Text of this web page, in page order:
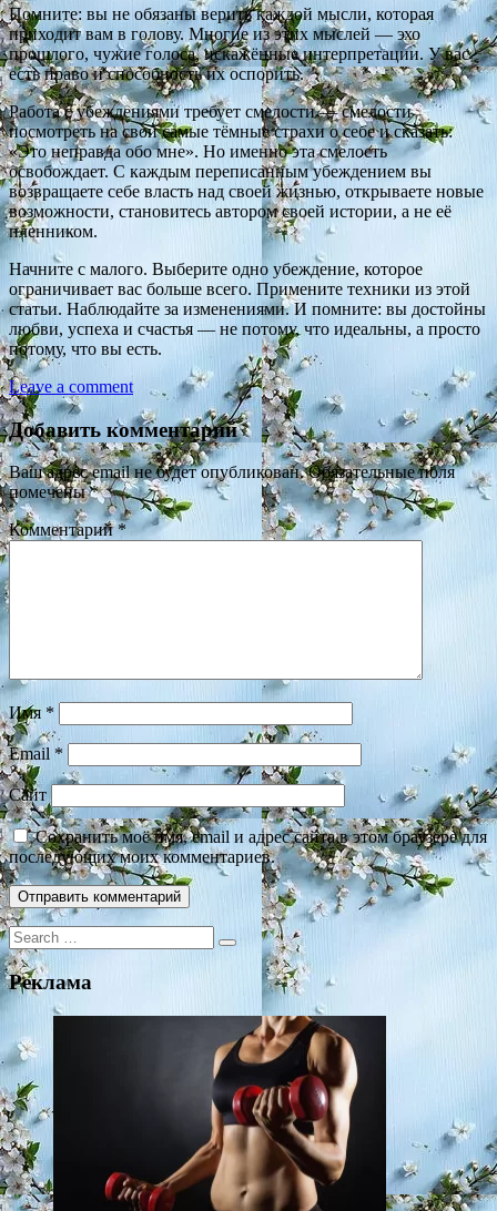
Помните: вы не обязаны верить каждой мысли, которая
приходит вам в голову. Многие из этих мыслей — эхо
прошлого, чужие голоса, искажённые интерпретации. У вас
есть право и способность их оспорить.
Работа с убеждениями требует смелости — смелости
посмотреть на свои самые тёмные страхи о себе и сказать:
«Это неправда обо мне». Но именно эта смелость
освобождает. С каждым переписанным убеждением вы
возвращаете себе власть над своей жизнью, открываете новые
возможности, становитесь автором своей истории, а не её
пленником.
Начните с малого. Выберите одно убеждение, которое
ограничивает вас больше всего. Примените техники из этой
статьи. Наблюдайте за изменениями. И помните: вы достойны
любви, успеха и счастья — не потому, что идеальны, а просто
потому, что вы есть.
Leave a comment
Добавить комментарий
Ваш адрес email не будет опубликован. Обязательные поля
помечены*
Комментарий*
Имя*
Email *
Сайт
Сохранить моё имя, email и адрес сайта в этом браузере для
последующих моих комментариев.
Search
for:
Реклама